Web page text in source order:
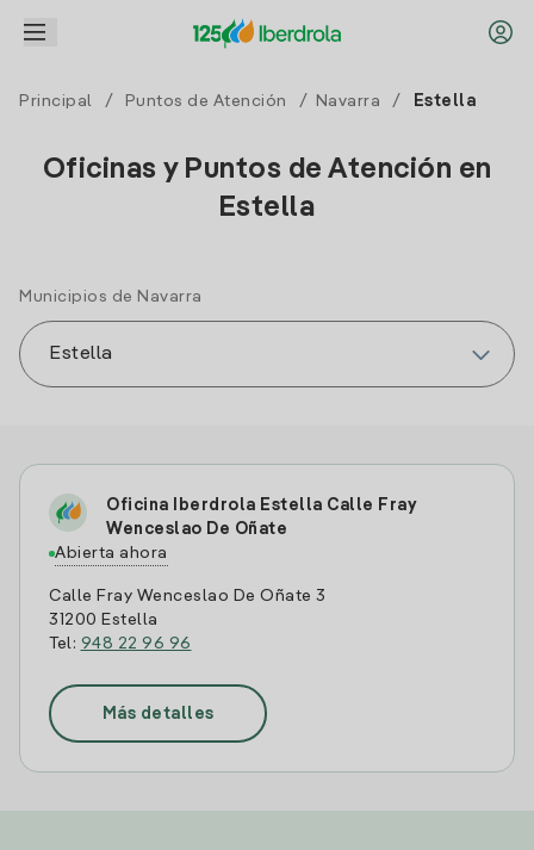
Principal / Puntos de Atención / Navarra / Estella
Oficinas y Puntos de Atención en
Estella
Municipios de Navarra
Oficina Iberdrola Estella Calle Fray
Wenceslao De Oñate
Abierta ahora
Calle Fray Wenceslao De Oñate 3
31200 Estella
Tel: 948 22 96 96
Más detalles